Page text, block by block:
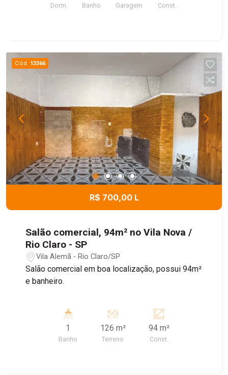
Dorm. Banho Garagem Const.
Cód. 13366
R$ 700,00 L
Salão comercial, 94m² no Vila Nova /
Rio Claro - SP
Vila Alemã - Rio Claro/SP
Salão comercial em boa localização, possui 94m²
e banheiro.
1
Banho
126 m²
Terreno
94 m²
Const.